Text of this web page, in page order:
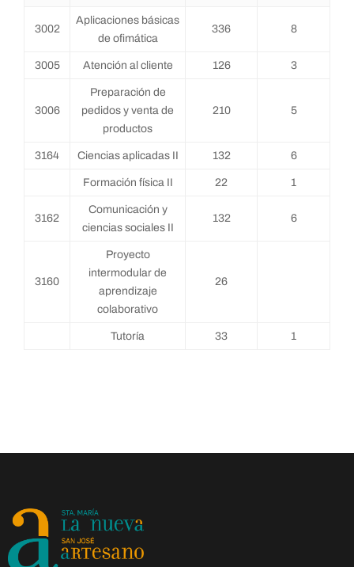
3002
Aplicaciones básicas
de ofimática
336 8
3005 Atención al cliente 126 3
3006
Preparación de
pedidos y venta de
productos
210 5
3164 Ciencias aplicadas II 132 6
Formación física II 22 1
3162
Comunicación y
ciencias sociales II
132 6
3160
Proyecto
intermodular de
aprendizaje
colaborativo
26
Tutoría 33 1